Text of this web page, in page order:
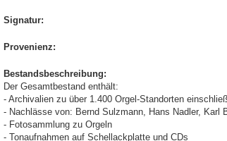
Signatur:
Provenienz:
Bestandsbeschreibung:
Der Gesamtbestand enthält:
- Archivalien zu über 1.400 Orgel-Standorten
- Nachlässe von: Bernd Sulzmann, Hans Nadler, Karl
- Fotosammlung zu Orgeln
- Tonaufnahmen auf Schellackplatte und CDs